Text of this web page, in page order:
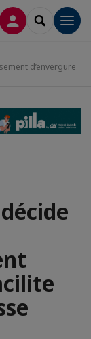
CONNEXION
d’envergure